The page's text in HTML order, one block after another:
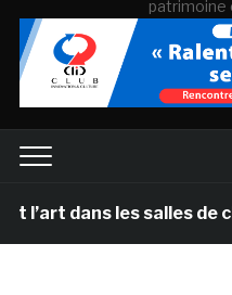
patrimoine
dans les salles de